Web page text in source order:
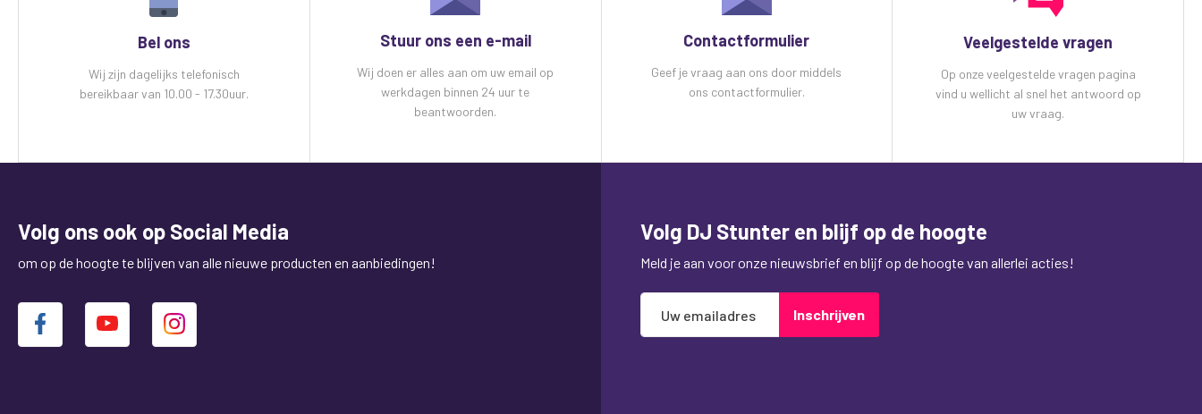
Bel ons
Wij zijn dagelijks telefonisch
bereikbaar van 10.00 - 17.30uur.
Stuur ons een e-mail
Wij doen er alles aan om uw email op
werkdagen binnen 24 uur te
beantwoorden.
Contactformulier
Geef je vraag aan ons door middels
ons contactformulier.
Veelgestelde vragen
Op onze veelgestelde vragen pagina
vind u wellicht al snel het antwoord op
uw vraag.
Volg ons ook op Social Media
om op de hoogte te blijven van alle nieuwe producten en aanbiedingen!
Volg DJ Stunter en blijf op de hoogte
Meld je aan voor onze nieuwsbrief en blijf op de hoogte van allerlei acties!
Abonneer
op
Inschrijven